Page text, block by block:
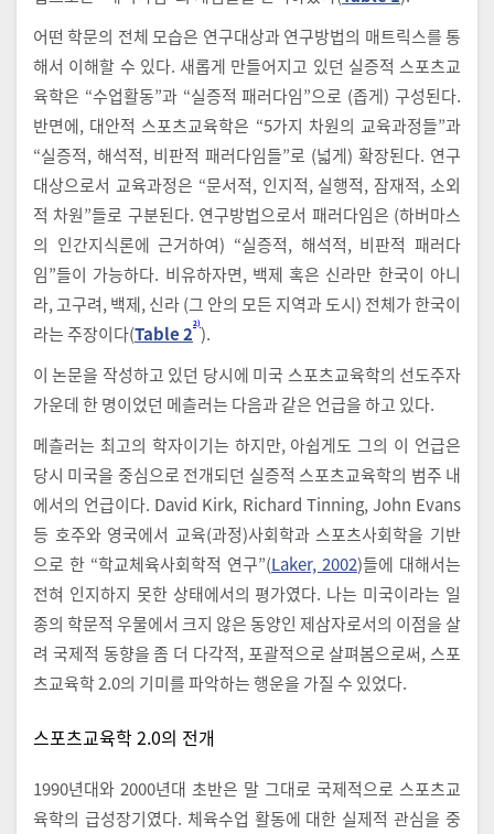
어떤 학문의 전체 모습은 연구대상과 연구방법의 매트릭스를 통
해서 이해할 수 있다. 새롭게 만들어지고 있던 실증적 스포츠교
육학은 “수업활동”과 “실증적 패러다임”으로 (좁게) 구성된다.
반면에, 대안적 스포츠교육학은 “5가지 차원의 교육과정들”과
“실증적, 해석적, 비판적 패러다임들”로 (넓게) 확장된다. 연구
대상으로서 교육과정은 “문서적, 인지적, 실행적, 잠재적, 소외
적 차원”들로 구분된다. 연구방법으로서 패러다임은 (하버마스
의 인간지식론에 근거하여) “실증적, 해석적, 비판적 패러다
임”들이 가능하다. 비유하자면, 백제 혹은 신라만 한국이 아니
라, 고구려, 백제, 신라 (그 안의 모든 지역과 도시) 전체가 한국이
라는 주장이다(Table 22)).
이 논문을 작성하고 있던 당시에 미국 스포츠교육학의 선도주자
가운데 한 명이었던 메츨러는 다음과 같은 언급을 하고 있다.
메츨러는 최고의 학자이기는 하지만, 아쉽게도 그의 이 언급은
당시 미국을 중심으로 전개되던 실증적 스포츠교육학의 범주 내
에서의 언급이다. David Kirk, Richard Tinning, John Evans
등 호주와 영국에서 교육(과정)사회학과 스포츠사회학을 기반
으로 한 “학교체육사회학적 연구”(Laker, 2002)들에 대해서는
전혀 인지하지 못한 상태에서의 평가였다. 나는 미국이라는 일
종의 학문적 우물에서 크지 않은 동양인 제삼자로서의 이점을 살
려 국제적 동향을 좀 더 다각적, 포괄적으로 살펴봄으로써, 스포
츠교육학 2.0의 기미를 파악하는 행운을 가질 수 있었다.
스포츠교육학 2.0의 전개
1990년대와 2000년대 초반은 말 그대로 국제적으로 스포츠교
육학의 급성장기였다. 체육수업 활동에 대한 실제적 관심을 중